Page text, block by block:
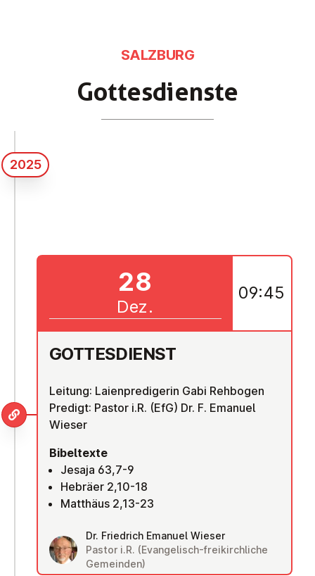
Got­tes­diens­te
SALZBURG
2025
GOT­TES­DIENST
Leitung: Laienpredigerin Gabi Rehbogen
Predigt: Pastor i.R. (EfG) Dr. F. Emanuel
Wieser
Bibeltexte
Jesaja 63,7-9
Hebräer 2,10-18
Matthäus 2,13-23
Dr. Friedrich Emanuel Wieser
Pastor i.R. (Evangelisch-freikirchliche
Gemeinden)
28
Dez.
09:45